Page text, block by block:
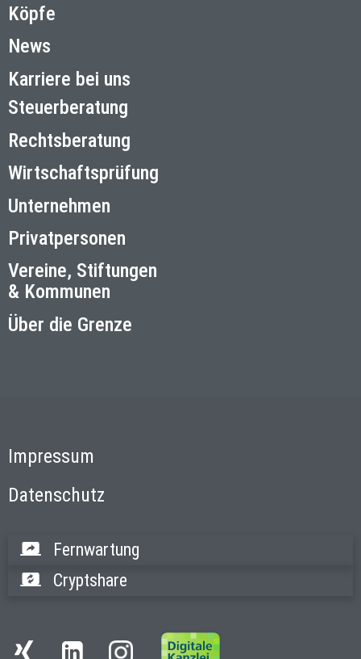
Köpfe
News
Karriere bei uns
Steuerberatung
Rechtsberatung
Wirtschaftsprüfung
Unternehmen
Privatpersonen
Vereine, Stiftungen
& Kommunen
Über die Grenze
Impressum
Datenschutz
Fernwartung
Cryptshare
Instagram